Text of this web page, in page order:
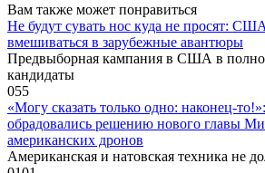
Вам также может понравиться
Не будут сувать нос куда не просят:
вмешиваться в зарубежные авантюры
Предвыборная кампания в США в
кандидаты
055
«Могу сказать только одно: наконец-
обрадовались решению нового главы
американских дронов
Американская и натовская техника не